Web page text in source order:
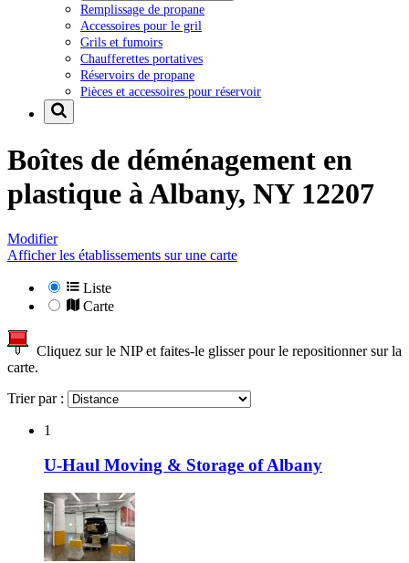
Remplissage de propane
Accessoires pour le gril
Grils et fumoirs
Chaufferettes portatives
Réservoirs de propane
Pièces et accessoires pour réservoir
Boîtes de déménagement en
plastique àAlbany, NY 12207
Modifier
Afficher les établissements sur une carte
Liste
Carte
Cliquez sur le NIP et faites-le glisser pour le repositionner sur la
carte.
Trier par :
1
U-Haul Moving & Storage of Albany